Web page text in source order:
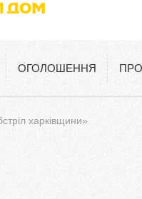
ОГОЛОШЕННЯ
харківщини»